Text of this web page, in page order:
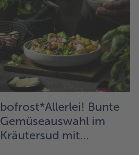
bofrost*Allerlei! Bunte
Gemüseauswahl im
Kräutersud mit